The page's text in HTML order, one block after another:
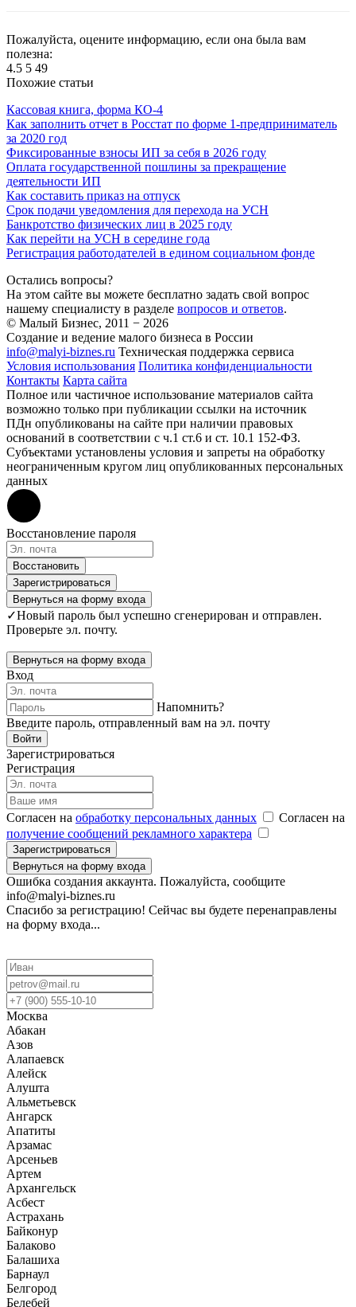
Пожалуйста, оцените информацию, если она была вам
полезна:
4.5 5 49
Похожие статьи
Кассовая книга, форма КО-4
Как заполнить отчет в Росстат по форме 1-предприниматель
за 2020 год
Фиксированные взносы ИП за себя в 2026 году
Оплата государственной пошлины за прекращение
деятельности ИП
Как составить приказ на отпуск
Срок подачи уведомления для перехода на УСН
Банкротство физических лиц в 2025 году
Как перейти на УСН в середине года
Регистрация работодателей в едином социальном фонде
Остались вопросы?
На этом сайте вы можете бесплатно задать свой вопрос
нашему специалисту в разделе вопросов и ответов.
© Малый Бизнес, 2011 − 2026
Создание и ведение малого бизнеса в России
info@malyi-biznes.ru Техническая поддержка сервиса
Условия использования Политика конфиденциальности
Контакты Карта сайта
Полное или частичное использование материалов сайта
возможно только при публикации ссылки на источник
ПДн опубликованы на сайте при наличии правовых
оснований в соответствии с ч.1 ст.6 и ст. 10.1 152-ФЗ.
Субъектами установлены условия и запреты на обработку
неограниченным кругом лиц опубликованных персональных
данных
Восстановление пароля
Восстановить
Зарегистрироваться
Вернуться на форму входа
✓Новый пароль был успешно сгенерирован и отправлен.
Проверьте эл. почту.
Вернуться на форму входа
Вход
Напомнить?
Введите пароль, отправленный вам на эл. почту
Войти
Зарегистрироваться
Регистрация
Согласен на обработку персональных данных
Согласен на
получение сообщений рекламного характера
Зарегистрироваться
Вернуться на форму входа
Ошибка создания аккаунта. Пожалуйста, сообщите
info@malyi-biznes.ru
Спасибо за регистрацию! Сейчас вы будете перенаправлены
на форму входа...
Москва
Абакан
Азов
Алапаевск
Алейск
Алушта
Альметьевск
Ангарск
Апатиты
Арзамас
Арсеньев
Артем
Архангельск
Асбест
Астрахань
Байконур
Балаково
Балашиха
Барнаул
Белгород
Белебей